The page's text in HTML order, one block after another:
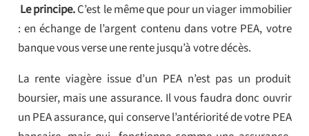
Le principe.C’est le même que pour un viager immobilier
: en échange de l’argent contenu dans votre PEA, votre
banque vous verse une rente jusqu’à votre décès.
La rente viagère issue d’un PEA n’est pas un produit
boursier, mais une assurance. Il vous faudra donc ouvrir
un PEA assurance, qui conserve l’antériorité de votre PEA